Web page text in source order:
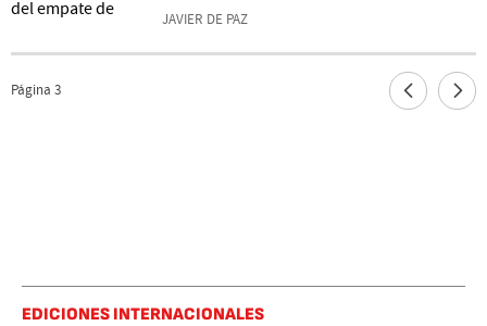
JAVIER DE PAZ
Página 3
EDICIONES INTERNACIONALES